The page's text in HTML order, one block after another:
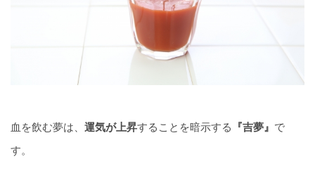
血を飲む夢は、 運気が上昇することを暗示する 『吉夢』 で
す。